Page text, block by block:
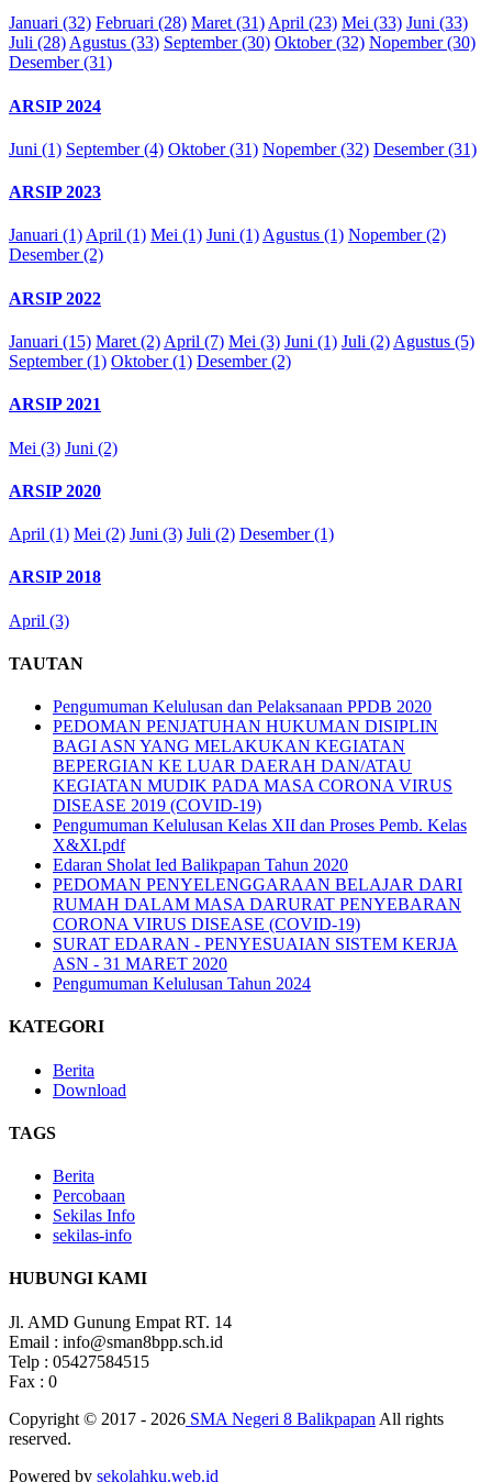
Januari (32) Februari (28) Maret (31) April (23) Mei (33) Juni (33)
Juli (28) Agustus (33) September (30) Oktober (32) Nopember (30)
Desember (31)
ARSIP 2024
Juni (1) September (4) Oktober (31) Nopember (32) Desember (31)
ARSIP 2023
Januari (1)April (1) Mei (1) Juni (1)Agustus (1) Nopember (2)
Desember (2)
ARSIP 2022
Januari (15) Maret (2) April (7) Mei (3) Juni (1) Juli (2) Agustus (5)
September (1) Oktober (1) Desember (2)
ARSIP 2021
Mei (3) Juni (2)
ARSIP 2020
April (1) Mei (2) Juni (3) Juli (2) Desember (1)
ARSIP 2018
April (3)
TAUTAN
Pengumuman Kelulusan dan Pelaksanaan PPDB 2020
PEDOMAN PENJATUHAN HUKUMAN DISIPLIN
BAGI ASN YANG MELAKUKAN KEGIATAN
BEPERGIAN KE LUAR DAERAH DAN/ATAU
KEGIATAN MUDIK PADA MASA CORONA VIRUS
DISEASE 2019 (COVID-19)
Pengumuman Kelulusan Kelas XII dan Proses Pemb. Kelas
X&XI.pdf
Edaran Sholat Ied Balikpapan Tahun 2020
PEDOMAN PENYELENGGARAAN BELAJAR DARI
RUMAH DALAM MASA DARURAT PENYEBARAN
CORONA VIRUS DISEASE (COVID-19)
SURAT EDARAN - PENYESUAIAN SISTEM KERJA
ASN - 31 MARET 2020
Pengumuman Kelulusan Tahun 2024
KATEGORI
Berita
Download
TAGS
Berita
Percobaan
Sekilas Info
sekilas-info
HUBUNGI KAMI
Jl. AMD Gunung Empat RT. 14
Email : info@sman8bpp.sch.id
Telp : 05427584515
Fax : 0
Copyright © 2017 - 2026 SMA Negeri 8 Balikpapan All rights
reserved.
Powered by sekolahku.web.id